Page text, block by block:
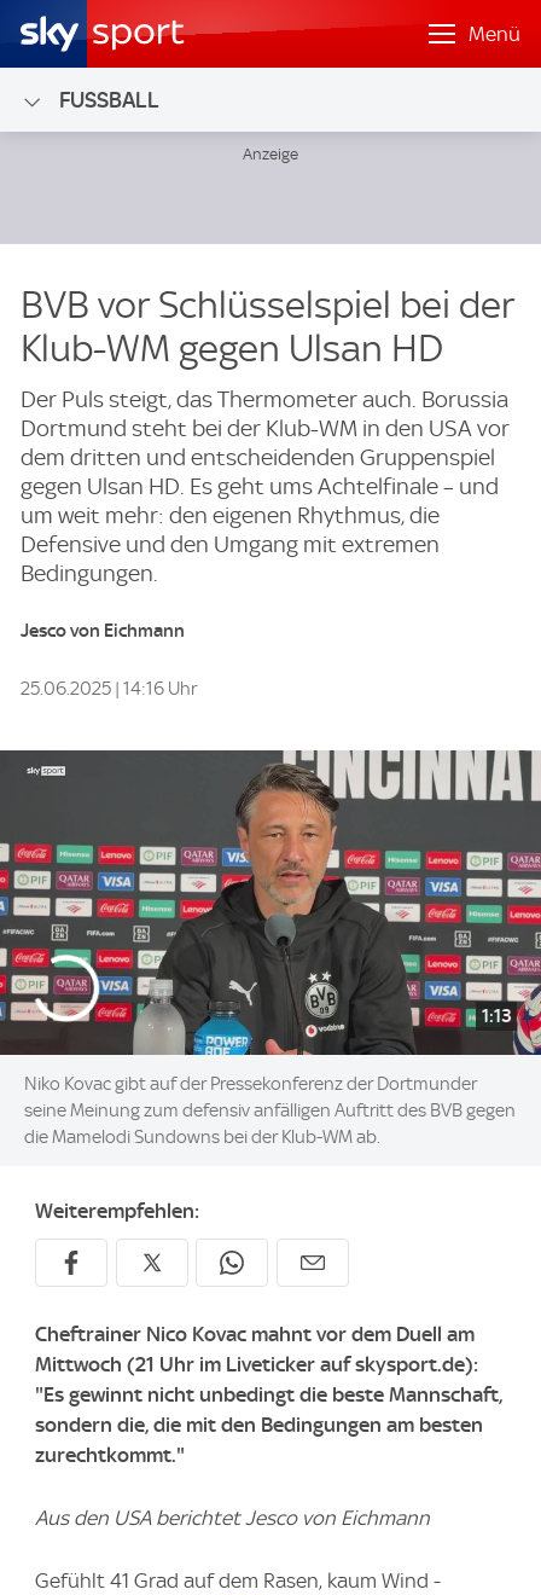
Menü
FUSSBALL
BVB vor Schlüsselspiel bei der
Klub-WM gegen Ulsan HD
Der Puls steigt, das Thermometer auch. Borussia
Dortmund steht bei der Klub-WM in den USA vor
dem dritten und entscheidenden Gruppenspiel
gegen Ulsan HD. Es geht ums Achtelfinale – und
um weit mehr: den eigenen Rhythmus, die
Defensive und den Umgang mit extremen
Bedingungen.
Jesco von Eichmann
25.06.2025 | 14:16 Uhr
1:13
Niko Kovac gibt auf der Pressekonferenz der Dortmunder
seine Meinung zum defensiv anfälligen Auftritt des BVB gegen
die Mamelodi Sundowns bei der Klub-WM ab.
Weiterempfehlen:
Cheftrainer Nico Kovac mahnt vor dem Duell am
Mittwoch (21 Uhr im Liveticker auf skysport.de):
"Es gewinnt nicht unbedingt die beste Mannschaft,
sondern die, die mit den Bedingungen am besten
zurechtkommt."
Aus den USA berichtet Jesco von Eichmann
Gefühlt 41 Grad auf dem Rasen, kaum Wind -